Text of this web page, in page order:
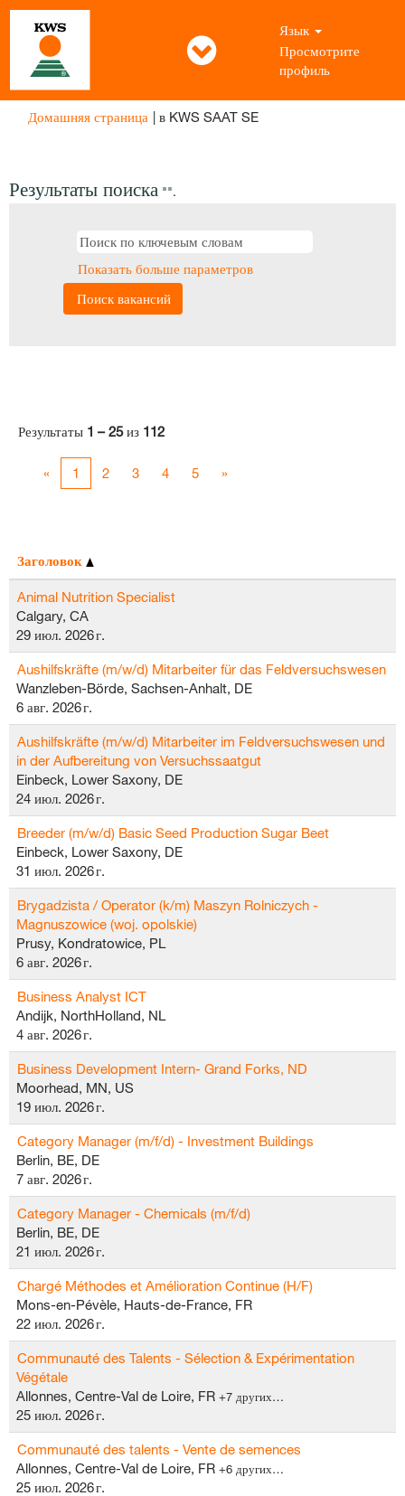
Язык
Просмотрите
профиль
Домашняя страница | в KWS SAAT SE(текущая
Результаты поиска "".
Показать больше параметров
Результаты 1 – 25из 112
« 1 2 3 4 5 »
Заголовок
Animal Nutrition Specialist
Calgary, CA
29 июл. 2026 г.
Aushilfskräfte (m/w/d) Mitarbeiter für das Feldversuchswesen
Wanzleben-Börde, Sachsen-Anhalt, DE
6 авг. 2026 г.
Aushilfskräfte (m/w/d) Mitarbeiter im Feldversuchswesen und
in der Aufbereitung von Versuchssaatgut
Einbeck, Lower Saxony, DE
24 июл. 2026 г.
Breeder (m/w/d) Basic Seed Production Sugar Beet
Einbeck, Lower Saxony, DE
31 июл. 2026 г.
Brygadzista / Operator (k/m) Maszyn Rolniczych -
Magnuszowice (woj. opolskie)
Prusy, Kondratowice, PL
6 авг. 2026 г.
Business Analyst ICT
Andijk, NorthHolland, NL
4 авг. 2026 г.
Business Development Intern- Grand Forks, ND
Moorhead, MN, US
19 июл. 2026 г.
Category Manager (m/f/d) - Investment Buildings
Berlin, BE, DE
7 авг. 2026 г.
Category Manager - Chemicals (m/f/d)
Berlin, BE, DE
21 июл. 2026 г.
Chargé Méthodes et Amélioration Continue (H/F)
Mons-en-Pévèle, Hauts-de-France, FR
22 июл. 2026 г.
Communauté des Talents - Sélection & Expérimentation
Végétale
Allonnes, Centre-Val de Loire, FR +7 других…
25 июл. 2026 г.
Communauté des talents - Vente de semences
Allonnes, Centre-Val de Loire, FR +6 других…
25 июл. 2026 г.